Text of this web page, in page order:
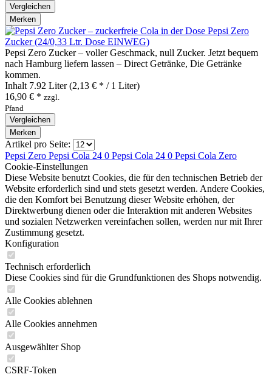
Vergleichen
Merken
Pepsi Zero
Zucker (24/0,33 Ltr. Dose EINWEG)
Pepsi Zero Zucker – voller Geschmack, null Zucker. Jetzt bequem
nach Hamburg liefern lassen – Direct Getränke, Die Getränke
kommen.
Inhalt 7.92 Liter(2,13 € * / 1 Liter)
16,90 € * zzgl.
Pfand
Vergleichen
Merken
Artikel pro Seite:
Pepsi Zero Pepsi Cola 24 0 Pepsi Cola 24 0 Pepsi Cola Zero
Cookie-Einstellungen
Diese Website benutzt Cookies, die für den technischen Betrieb der
Website erforderlich sind und stets gesetzt werden. Andere Cookies,
die den Komfort bei Benutzung dieser Website erhöhen, der
Direktwerbung dienen oder die Interaktion mit anderen Websites
und sozialen Netzwerken vereinfachen sollen, werden nur mit Ihrer
Zustimmung gesetzt.
Konfiguration
Technisch erforderlich
Diese Cookies sind für die Grundfunktionen des Shops notwendig.
Alle Cookies ablehnen
Alle Cookies annehmen
Ausgewählter Shop
CSRF-Token